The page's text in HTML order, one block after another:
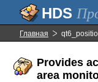
Главная
Provides
area